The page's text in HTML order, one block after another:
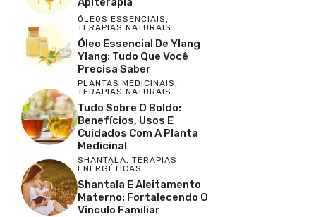
ÓLEOS ESSENCIAIS,
TERAPIAS NATURAIS
Óleo Essencial De Ylang
Ylang: Tudo Que Você
Precisa Saber
PLANTAS MEDICINAIS,
TERAPIAS NATURAIS
Tudo Sobre O Boldo:
Benefícios, Usos E
Cuidados Com A Planta
Medicinal
SHANTALA, TERAPIAS
ENERGÉTICAS
Shantala E Aleitamento
Materno: Fortalecendo O
Vínculo Familiar